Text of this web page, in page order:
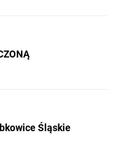
Śląskie